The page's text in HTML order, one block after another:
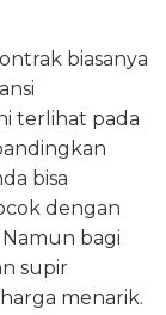
biasanya
terlihat pada
bisa
dengan
bagi
supir
menarik.